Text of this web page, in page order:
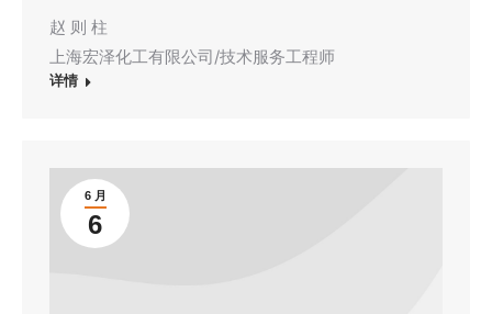
赵 则 柱
上海宏泽化工有限公司/技术服务工程师
详情
6 月
6